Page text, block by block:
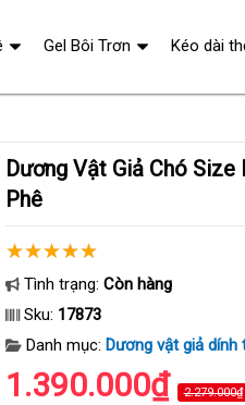
Dương Vật Giả Chó Size Khủng Siêu Mềm Mại Cực
Phê
Tình trạng: Còn hàng
Sku: 17873
Danh mục: Dương vật giả dính
1.390.000₫ 2.279.000₫
Gel Bôi Trơn Kéo dài